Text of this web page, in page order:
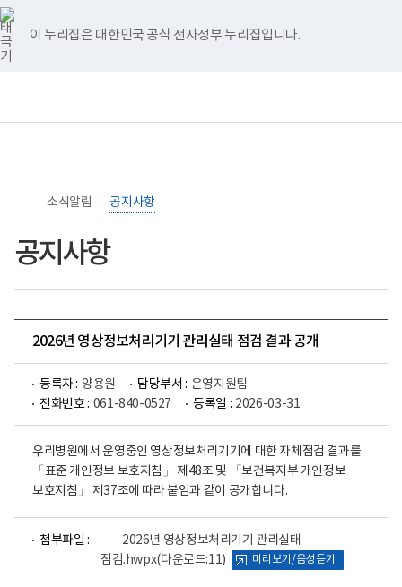
이 누리집은 대한민국 공식 전자정부 누리집입니다.
너
비
767px
이
하
록
원
로
검
메
홈
>
소식알림
>
공지사항
공지사항
2026년 영상정보처리기기 관리실태 점검 결과 공개
등록자 : 양용원 담당부서 : 운영지원팀
전화번호 : 061-840-0527 등록일 : 2026-03-31
우리병원에서 운영중인 영상정보처리기기에 대한 자체점검 결과를
「표준 개인정보 보호지침」 제48조 및 「보건복지부 개인정보
보호지침」 제37조에 따라 붙임과 같이 공개합니다.
첨부파일 :
2026년 영상정보처리기기 관리실태
점검.hwpx(다운로드:11)
어
미리보기/음성듣기